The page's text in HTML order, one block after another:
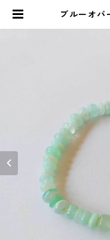
ブルーオパ